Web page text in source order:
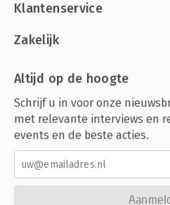
Klantenservice
Zakelijk
Altijd op de hoogte
Schrijf u in voor onze
met relevante interviews en
events en de beste acties.